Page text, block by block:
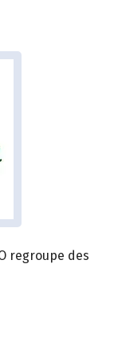
regroupe des